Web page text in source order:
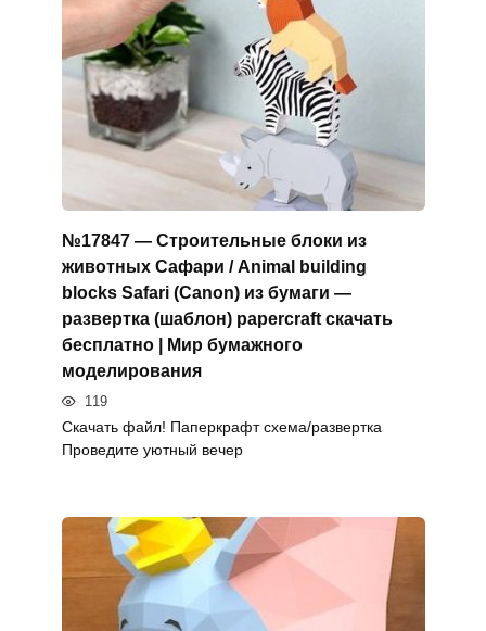
№17847 — Строительные блоки из
животных Сафари / Animal building
blocks Safari (Canon) из бумаги —
развертка (шаблон) papercraft скачать
бесплатно | Мир бумажного
моделирования
119
Скачать файл! Паперкрафт схема/развертка
Проведите уютный вечер